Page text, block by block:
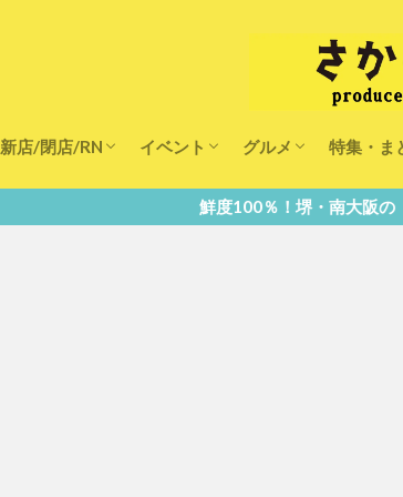
新店/閉店/RN イベント グルメ
ランチ
カフェ
特集・ま
鮮度100％！堺・南大阪の『今』をあなたのスマホ